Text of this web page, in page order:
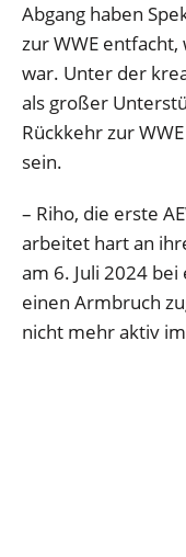
Abgang haben
zur WWE
war. Unter der
als großer
Rückkehr zur
sein.
– Riho, die erste
arbeitet hart an
am 6. Juli 2024 bei
einen Armbruch
nicht mehr aktiv